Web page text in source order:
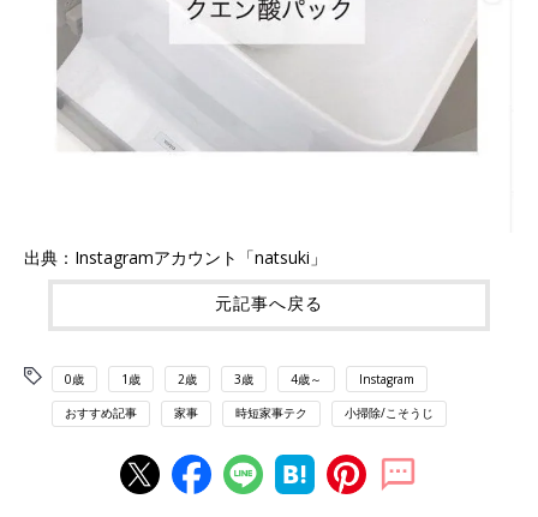
出典：Instagramアカウント「natsuki」
元記事へ戻る
0歳 1歳 2歳 3歳 4歳～ Instagram
おすすめ記事 家事 時短家事テク 小掃除/こそうじ